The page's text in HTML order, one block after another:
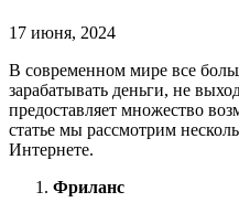
17 июня, 2024
В современном мире все
зарабатывать деньги, не
предоставляет множество
статье мы рассмотрим
Интернете.
Фриланс